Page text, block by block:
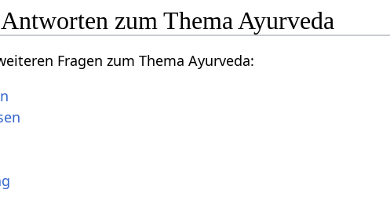
zum Thema Ayurveda
Fragen zum Thema Ayurveda: